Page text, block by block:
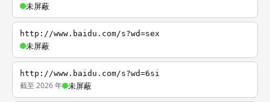
未屏蔽
http://www.baidu.com/s?wd=sex
未屏蔽
http://www.baidu.com/s?wd=6si
截至 2026 年 未屏蔽